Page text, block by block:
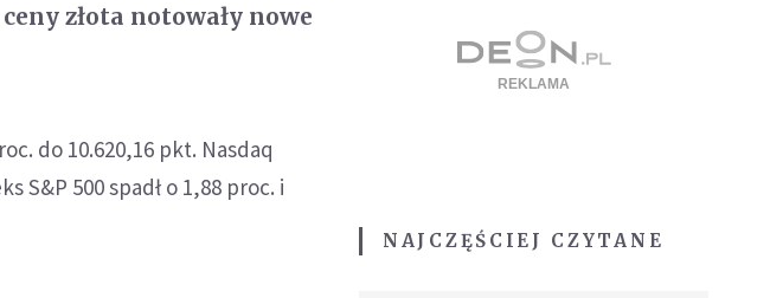
złota notowały nowe
do 10.620,16 pkt. Nasdaq
S&P 500 spadł o 1,88 proc. i
NAJCZĘŚCIEJ CZYTANE